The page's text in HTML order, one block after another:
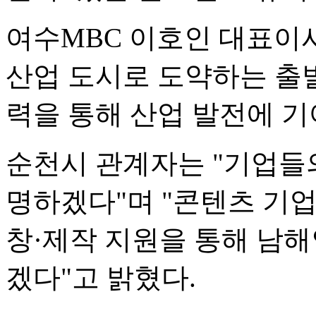
여수MBC 이호인 대표이
산업 도시로 도약하는
력을 통해 산업 발전에
순천시 관계자는 "기업
명하겠다"며 "콘텐츠 기
창·제작 지원을 통해 남
겠다"고 밝혔다.